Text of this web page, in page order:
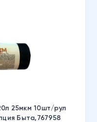
25мкм 10шт/рул
Быта,767958